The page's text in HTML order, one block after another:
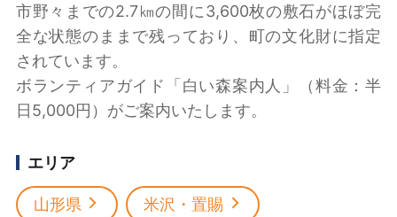
市野々までの2.7㎞の間に3,600枚の敷石がほぼ完
全な状態のままで残っており、町の文化財に指定
されています。
ボランティアガイド「白い森案内人」（料金：半
日5,000円）がご案内いたします。
エリア
山形県 米沢・置賜